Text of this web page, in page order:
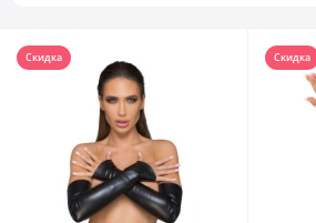
Скидка Скидка